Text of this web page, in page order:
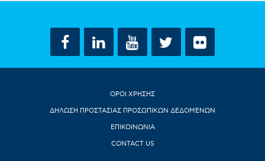
ΟΡΟΙ ΧΡΗΣΗΣ
ΔΗΛΩΣΗ ΠΡΟΣΤΑΣΙΑΣ ΠΡΟΣΩΠΙΚΩΝ ΔΕΔΟΜΕΝΩΝ
ΕΠΙΚΟΙΝΩΝΙΑ
CONTACT US